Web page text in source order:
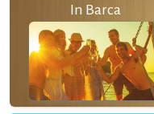
In Barca